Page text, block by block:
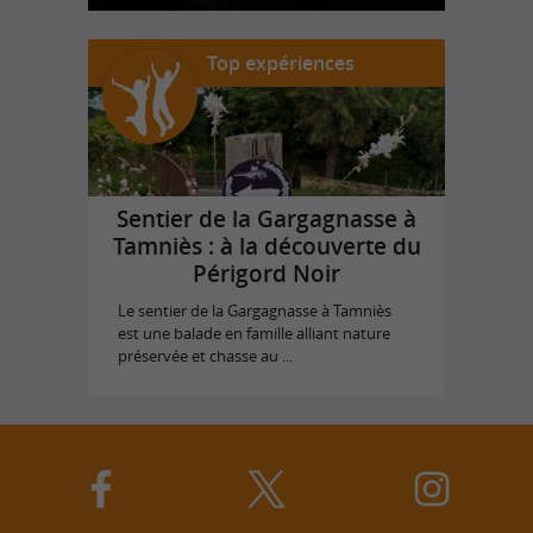
Top expériences
Sentier de la Gargagnasse à
Tamniès : à la découverte du
Périgord Noir
Le sentier de la Gargagnasse à Tamniès
est une balade en famille alliant nature
préservée et chasse au ...